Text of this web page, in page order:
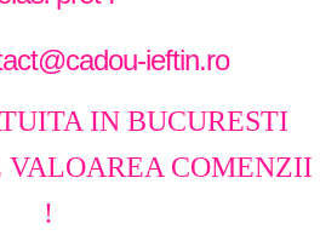
ieftin.ro
IN BUCURESTI
VALOAREA COMENZII
!